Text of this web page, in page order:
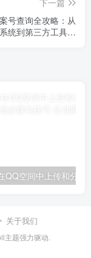
下一篇
号查询全攻略：从
统到第三方工具详
关于我们
主题强力驱动.